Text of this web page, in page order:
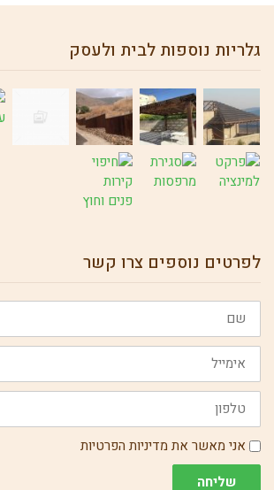
גלריות נוספות לבית ולעסק
לפרטים נוספים צרו קשר
שם
אימייל
טלפון
הסכמה
אני מאשר את מדיניות הפרטיות
שליחה